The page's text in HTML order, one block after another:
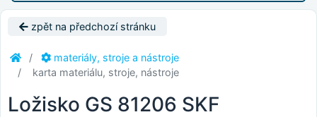
zpět na předchozí stránku
materiály, stroje a nástroje
karta materiálu, stroje, nástroje
Ložisko GS 81206 SKF